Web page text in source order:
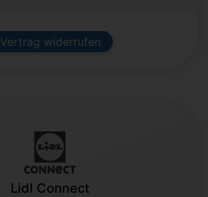
Vertrag widerrufen
Lidl Connect